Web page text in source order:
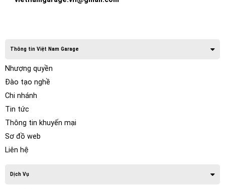
Thông tin Việt Nam Garage
Nhượng quyền
Đào tạo nghề
Chi nhánh
Tin tức
Thông tin khuyến mại
Sơ đồ web
Liên hệ
Dịch Vụ